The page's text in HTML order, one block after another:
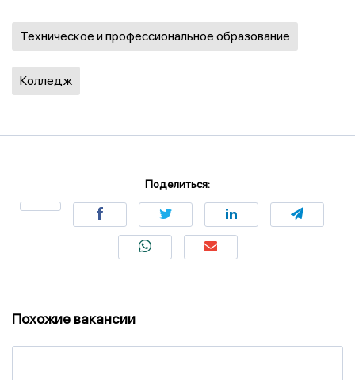
Техническое и профессиональное образование
Колледж
Поделиться:
Похожие вакансии